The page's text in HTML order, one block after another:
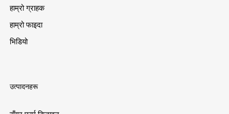
हाम्रो ग्राहक
हाम्रो फाइदा
भिडियो
उत्पादनहरू